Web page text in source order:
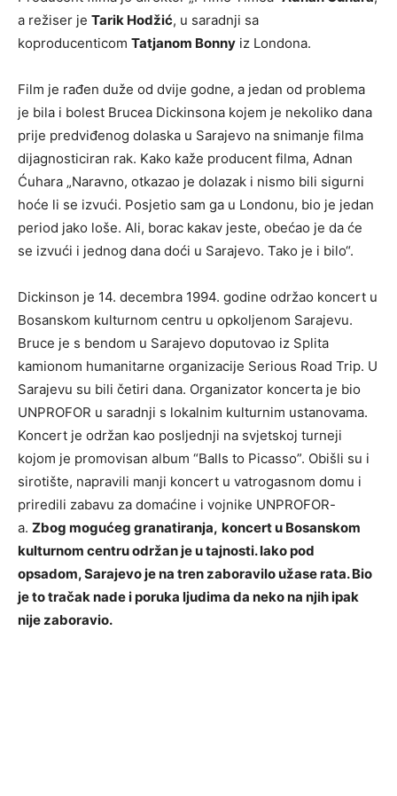
a režiser je Tarik Hodžić, u saradnji sa
koproducenticom Tatjanom Bonny iz Londona.
Film je rađen duže od dvije godne, a jedan od problema
je bila i bolest Brucea Dickinsona kojem je nekoliko dana
prije predviđenog dolaska u Sarajevo na snimanje filma
dijagnosticiran rak. Kako kaže producent filma, Adnan
Ćuhara „Naravno, otkazao je dolazak i nismo bili sigurni
hoće li se izvući. Posjetio sam ga u Londonu, bio je jedan
period jako loše. Ali, borac kakav jeste, obećao je da će
se izvući i jednog dana doći u Sarajevo. Tako je i bilo“.
Dickinson je 14. decembra 1994. godine održao koncert u
Bosanskom kulturnom centru u opkoljenom Sarajevu.
Bruce je s bendom u Sarajevo doputovao iz Splita
kamionom humanitarne organizacije Serious Road Trip. U
Sarajevu su bili četiri dana. Organizator koncerta je bio
UNPROFOR u saradnji s lokalnim kulturnim ustanovama.
Koncert je održan kao posljednji na svjetskoj turneji
kojom je promovisan album “Balls to Picasso”. Obišli su i
sirotište, napravili manji koncert u vatrogasnom domu i
priredili zabavu za domaćine i vojnike UNPROFOR-
a. Zbog mogućeg granatiranja, koncert u Bosanskom
kulturnom centru održan je u tajnosti. Iako pod
opsadom, Sarajevo je na tren zaboravilo užase rata. Bio
je to tračak nade i poruka ljudima da neko na njih ipak
nije zaboravio.